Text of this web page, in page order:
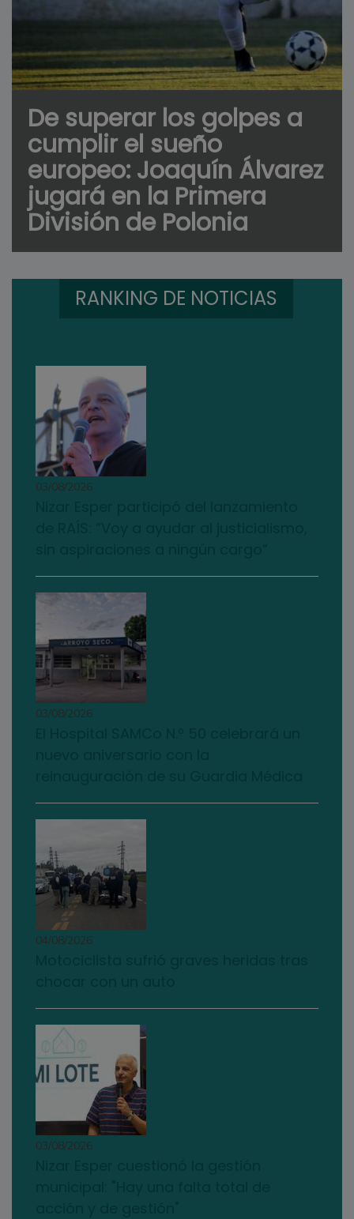
De superar los golpes a
cumplir el sueño
europeo: Joaquín Álvarez
jugará en la Primera
División de Polonia
RANKING DE NOTICIAS
03/08/2026
03/08/2026
04/08/2026
03/08/2026